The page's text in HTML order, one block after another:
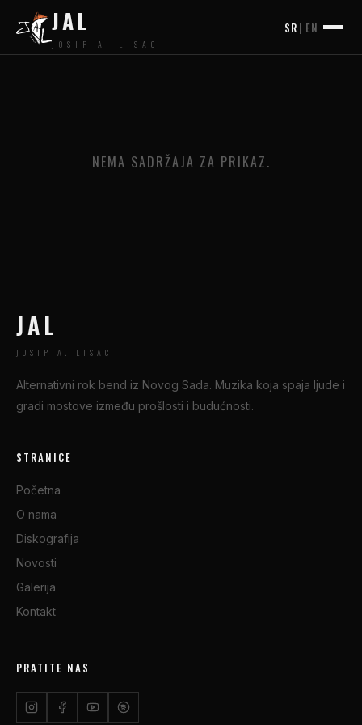
JAL
JOSIP A. LISAC
SR | EN
NEMA SADRŽAJA ZA PRIKAZ.
JAL
JOSIP A. LISAC
Alternativni rok bend iz Novog Sada. Muzika koja spaja ljude i
gradi mostove između prošlosti i budućnosti.
STRANICE
Početna
O nama
Diskografija
Novosti
Galerija
Kontakt
PRATITE NAS